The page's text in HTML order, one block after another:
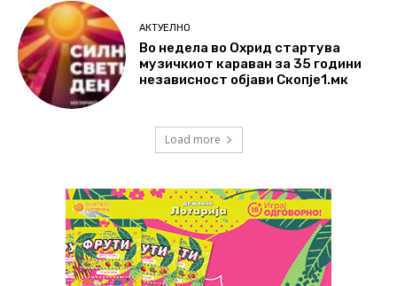
АКТУЕЛНО
Во недела во Охрид стартува
музичкиот караван за 35 години
независност објави Скопје1.мк
Load more